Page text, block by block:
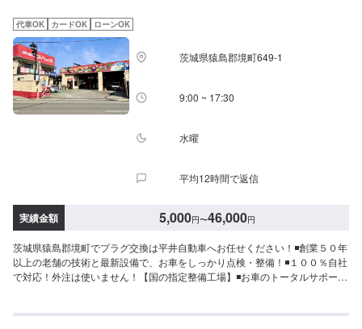
納得いただければ作業開始【4】仕上がり次第納車-----納期について-----納期
は通常2日～3日程度で納車となります。(要相談)納期は前後する場合がござ
います。予めご了承ください。-----代車について-----代車をご用意していま
す。お車の作業中は代車をご利用ください。※代車の燃料代はお客様にご負担
いただいております。-----ご来店時の注意、受付方法-----入庫の際はお気をつ
けてお越しください。駐車スペースは事務所前の空いているスペースに駐車
してください。受付はスタッフへ「メンテモで予約しました」とお伝えくだ
休のみ休み）営業時間：9:00~18:00
代車OK カードOK ローンOK
茨城県猿島郡境町649-1
9:00 ~ 17:30
水曜
平均12時間で返信
実績金額 5,000円〜46,000円
茨城県猿島郡境町でプラグ交換は平井自動車へお任せください！◾創業５０年
以上の老舗の技術と最新設備で、お車をしっかり点検・整備！◾１００％自社
で対応！外注は使いません！【国の指定整備工場】◾お車のトータルサポー
保険を使えべきなのかわからない…などのご相談もお気軽にどうぞ！【定休